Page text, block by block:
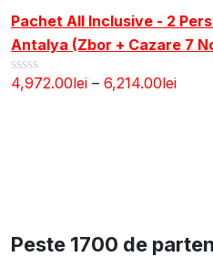
Pachet All Inclusive - 2
Antalya (Zbor + Cazare 7
Rated
4,972.00lei – 6,214.00lei
Peste 1700 de